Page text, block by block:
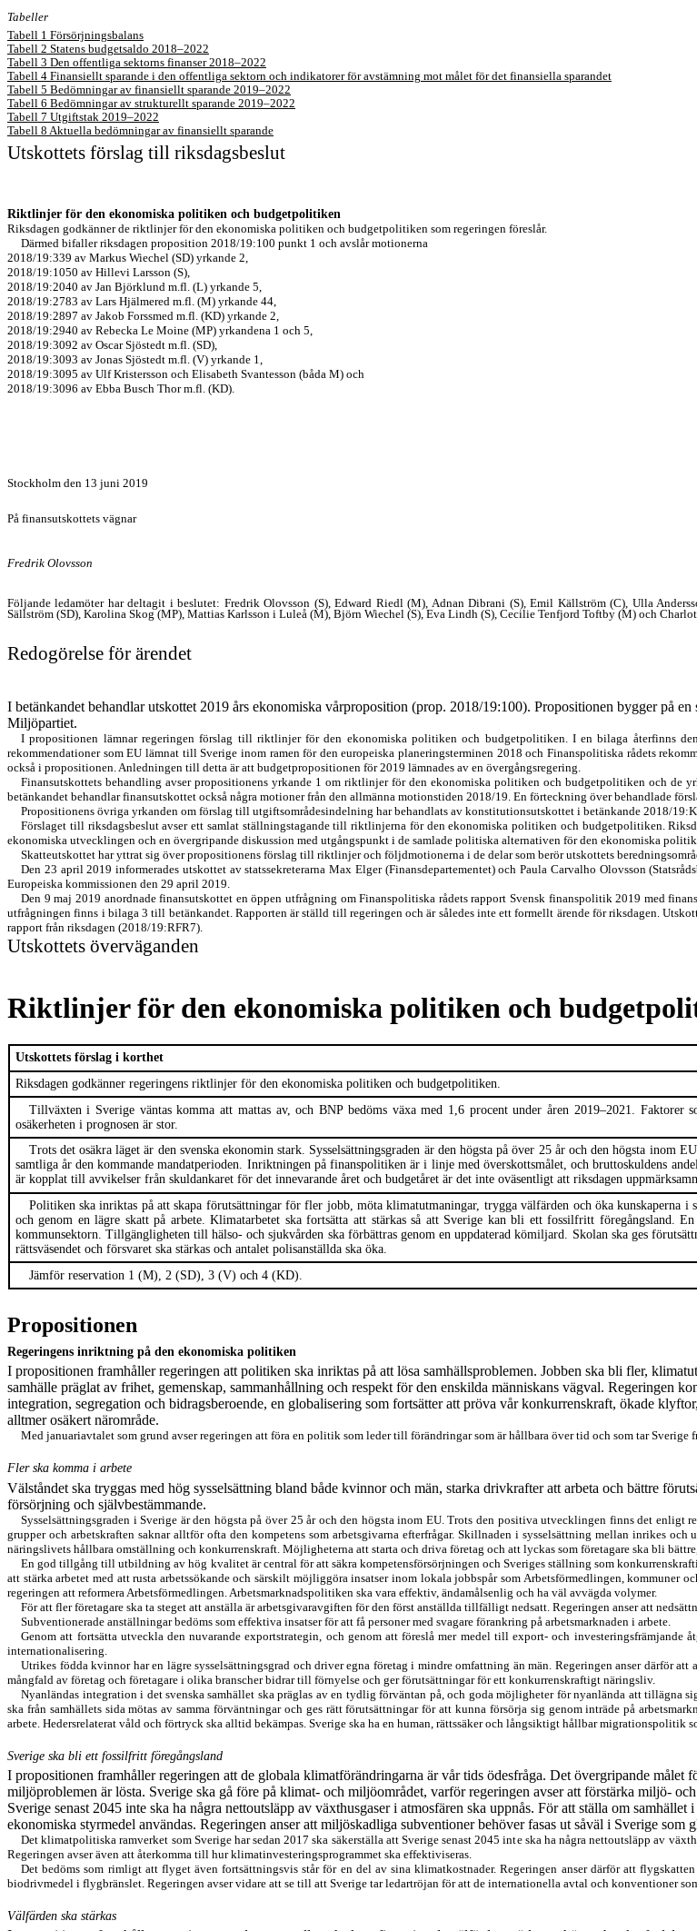
Tabeller
Tabell 1 Försörjningsbalans
Tabell 2 Statens budgetsaldo 2018–2022
Tabell 3 Den offentliga sektorns finanser 2018–2022
Tabell 4 Finansiellt sparande i den offentliga sektorn och indikatorer för avstämning mot målet för det finansiella sparandet
Tabell 5 Bedömningar av finansiellt sparande 2019–2022
Tabell 6 Bedömningar av strukturellt sparande 2019–2022
Tabell 7 Utgiftstak 2019–2022
Tabell 8 Aktuella bedömningar av finansiellt sparande
Utskottets förslag till riksdagsbeslut
Riktlinjer för den ekonomiska politiken och budgetpolitiken
Riksdagen godkänner de riktlinjer för den ekonomiska politiken och budgetpolitiken som regeringen föreslår.
Därmed bifaller riksdagen proposition 2018/19:100 punkt 1 och avslår motionerna
2018/19:339 av Markus Wiechel (SD) yrkande 2,
2018/19:1050 av Hillevi Larsson (S),
2018/19:2040 av Jan Björklund m.fl. (L) yrkande 5,
2018/19:2783 av Lars Hjälmered m.fl. (M) yrkande 44,
2018/19:2897 av Jakob Forssmed m.fl. (KD) yrkande 2,
2018/19:2940 av Rebecka Le Moine (MP) yrkandena 1 och 5,
2018/19:3092 av Oscar Sjöstedt m.fl. (SD),
2018/19:3093 av Jonas Sjöstedt m.fl. (V) yrkande 1,
2018/19:3095 av Ulf Kristersson och Elisabeth Svantesson (båda M) och
2018/19:3096 av Ebba Busch Thor m.fl. (KD).
Stockholm den 13 juni 2019
På finansutskottets vägnar
Fredrik Olovsson
Följande ledamöter har deltagit i beslutet: Fredrik Olovsson (S), Edward Riedl (M), Adnan Dibrani (S), Emil Källström (C), Ulla
Sällström (SD), Karolina Skog (MP), Mattias Karlsson i Luleå (M), Björn Wiechel (S), Eva Lindh (S), Cecilie Tenfjord Toftby (M) och
Redogörelse för ärendet
I betänkandet behandlar utskottet 2019 års ekonomiska vårproposition (prop. 2018/19:100). Propositionen bygger på en
Miljöpartiet.
I propositionen lämnar regeringen förslag till riktlinjer för den ekonomiska politiken och budgetpolitiken. I en bilaga återfinns
rekommendationer somEU lämnat till Sverige inom ramen för den europeiskaplaneringsterminen 2018 och Finanspolitiska rådets
också i propositionen. Anledningen till detta är att budgetpropositionen för 2019 lämnades av en övergångsregering.
Finansutskottets behandling avser propositionens yrkande 1 om riktlinjer för den ekonomiska politiken och budgetpolitiken och de
betänkandet behandlar finansutskottet också några motioner från den allmänna motionstiden 201 8/1 9 En förteckning över behandlade
Propositionens övriga yrkanden om förslag till utgiftsområdesindelning har behandlats av konstitutionsutskottet i betänkande2018/
Förslaget till riksdagsbeslut avser ett samlat ställningstagande till riktlinjerna för den ekonomiska politiken och budgetpolitiken.
ekonomiska utvecklingen och en övergripande diskussion med utgångspunkt i de samlade politiska alternativen för den ekonomiska
Skatteutskottet har yttrat sig över propositionens förslag till riktlinjer och följdmotionerna i de delar som berör utskottets
Den 23 april 2019 informerades utskottet av statssekreterarna Max Elger (Finansdepartementet) och Paula Carvalho Olovsson (
Europeiska kommissionen den 29 april 2019
Den 9 maj 201 9 anordnade finansutskottet en öppen utfrågning om Finanspolitiska rådets rapport Svensk finanspolitik 2019 med
utfrågningen finns i bilaga 3 till betänkandet. Rapporten är ställd till regeringen och är således inte ett formellt ärende för riksdagen.
rapport från riksdagen (201 8/1 9:RFR7).
Utskottets överväganden
Riktlinjer för den ekonomiska politiken och
Utskottets förslag i korthet
Riksdagen godkänner regeringens riktlinjer för den ekonomiska politiken och budgetpolitiken.
Tillväxten i Sverige väntas komma att mattas av, och BNPbedöms växa med 1,6 procent under åren 2019–2021. Faktorer
osäkerheten i prognosen är stor.
Trots det osäkra lägetär den svenskaekonomin stark. Sysselsättningsgraden är den högsta på över 25 åroch den högsta inom
samtliga år den kommande mandatperioden. Inriktningen på finanspolitiken är i linje med överskottsmålet, och bruttoskuldens
är kopplattill avvikelser från skuldankaret för det innevarande året och budgetåret är det inte oväsentligt att riksdagen
Politiken ska inriktas på att skapa förutsättningar för fler jobb,mötaklimatutmaningar, tryggavälfärden och ökakunskaperna i
och genom en lägre skatt på arbete. Klimatarbetet ska fortsätta att stärkas så att Sverige kan bli ett fossilfritt föregångsland.
kommunsektorn. Tillgängligheten till hälso- och sjukvården ska förbättras genom en uppdaterad kömiljard. Skolan ska ges
rättsväsendet och försvaret ska stärkas och antalet polisanställda ska öka.
Jämför reservation 1 (M), 2 (SD), 3 (V) och 4 (KD).
Propositionen
Regeringens inriktning på den ekonomiska politiken
I propositionen framhåller regeringen att politiken ska inriktas på att lösa samhällsproblemen. Jobben ska bli fler,
samhälle präglat av frihet, gemenskap, sammanhållning och respekt för den enskilda människans vägval. Regeringen
integration, segregation och bidragsberoende, en globalisering som fortsätter att pröva vår konkurrenskraft, ökade
alltmer osäkert närområde.
Med januariavtalet som grund avser regeringen att föra en politik som leder till förändringarsom är hållbara över tid och som tar Sverige
Fler ska komma i arbete
Välståndet ska tryggas med hög sysselsättning bland både kvinnor och män, starka drivkrafter att arbeta och bättre
försörjning och självbestämmande.
Sysselsättningsgraden i Sverige är den högsta på över 25 år och den högsta inom EU. Trots den positiva utvecklingen finns det enligt
grupper och arbetskraften saknar alltför ofta den kompetens som arbetsgivarna efterfrågar. Skillnaden i sysselsättning mellan inrikes
näringslivets hållbara omställning och konkurrenskraft. Möjligheterna att starta och driva företag och att lyckas som företagare ska bli bättre
En god tillgång till utbildning av hög kvalitet ärcentral för att säkra kompetensförsörjningen och Sveriges ställning som
att stärkaarbetet med att rusta arbetssökande och särskilt möjliggöra insatser inom lokala jobbspår som Arbetsförmedlingen, kommuner
regeringen att reformera Arbetsförmedlingen . Arbetsmarknadspolitiken ska vara effektiv, ändamålsenlig och ha väl avvägda volymer.
För att fler företagare ska ta steget att anställa är arbetsgivaravgiften för den först anställdatillfälligtnedsatt. Regeringen anser att
Subventionerade anställningarbedöms someffektiva insatser för att få personer med svagare förankring på arbetsmarknaden i arbete.
Genom att fortsätta utveckla den nuvarande exportstrategin, och genom att föreslå mer medel till export- och investeringsfrämjande
internationalisering.
Utrikes födda kvinnor har en lägre sysselsättningsgrad och driver egna företag i mindre omfattning än män Regeringen anser därföratt
mångfald av företag och företagare i olika branscher bidrar till förnyelse och ger förutsättningar för ett konkurrenskraftigt näringsliv.
Nyanländas integration i det svenska samhället ska präglas av en tydlig förväntan på , och goda möjligheterför nyanlända att tillägna
ska från samhällets sida mötas av samma förväntningar och ges rätt förutsättningar för att kunna försörja sig genom inträde på
arbete. Hedersrelaterat våld och förtryck ska alltid bekämpas. Sverige ska ha en human, rättssäker och långsiktigt hållbar migrationspolitik
Sverige ska bli ett fossilfritt föregångsland
I propositionen framhåller regeringen att de globala klimatförändringarna är vår tids ödesfråga. Det övergripande
miljöproblemen är lösta. Sverige ska gå före på klimat- och miljöområdet, varför regeringen avser att förstärka miljö-
Sverige senast 2045 inte ska ha några nettoutsläpp av växthusgaser i atmosfären ska uppnås. För att ställa om
ekonomiska styrmedel användas. Regeringen anser att miljöskadliga subventioner behöver fasas ut såväl i Sverige som
Det klimatpolitiska ramverket som Sverige har sedan 2017 ska säkerställa att Sverige senast 2045 inteska ha några nettoutsläpp av
Regeringen avser även att återkomma till hur klimatinvesteringsprogrammet ska effektiviseras.
Det bedöms som rimligt att flyget även fortsättningsvis står för en del av sina klimatkostnader.Regeringen anser därför att f
biodrivmedel i flygbränslet Regeringen avser vidare att se till att Sverige tarledartröjan för att de internationella avtal och konventioner
Välfärden ska stärkas